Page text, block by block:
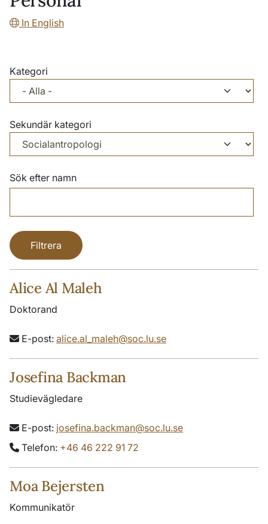
In English
Kategori
Sekundär kategori
Sök efter namn
Alice Al Maleh
Doktorand
E-post: alice.al_maleh@soc.lu.se
Josefina Backman
Studievägledare
E-post: josefina.backman@soc.lu.se
Telefon: +46 46 222 91 72
Moa Bejersten
Kommunikatör